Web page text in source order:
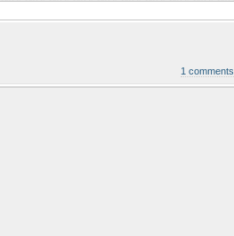
1 comments